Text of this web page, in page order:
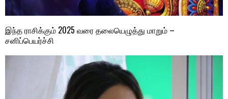
இந்த ராசிக்கும் 2025 வரை தலையெழுத்து மாறும் –
சனிப்பெயர்ச்சி